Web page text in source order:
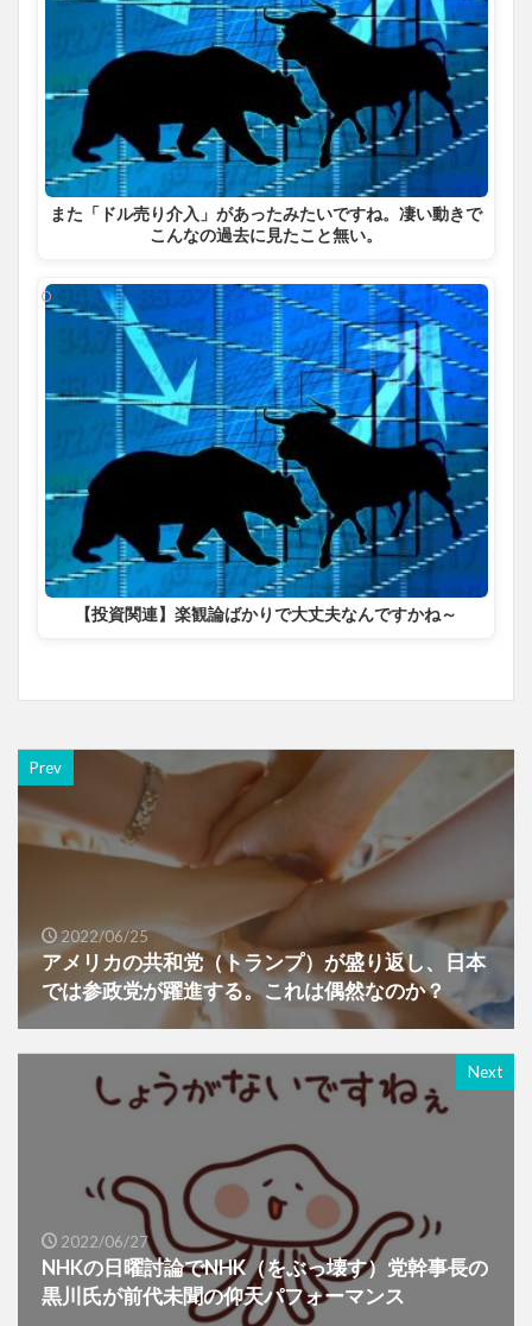
また「ドル売り介入」があったみたいですね。凄い動きで
こんなの過去に見たこと無い。
【投資関連】楽観論ばかりで大丈夫なんですかね～
Prev
2022/06/25
アメリカの共和党（トランプ）が盛り返し、日本
では参政党が躍進する。これは偶然なのか？
Next
2022/06/27
NHKの日曜討論でNHK（をぶっ壊す）党幹事長の
黒川氏が前代未聞の仰天パフォーマンス